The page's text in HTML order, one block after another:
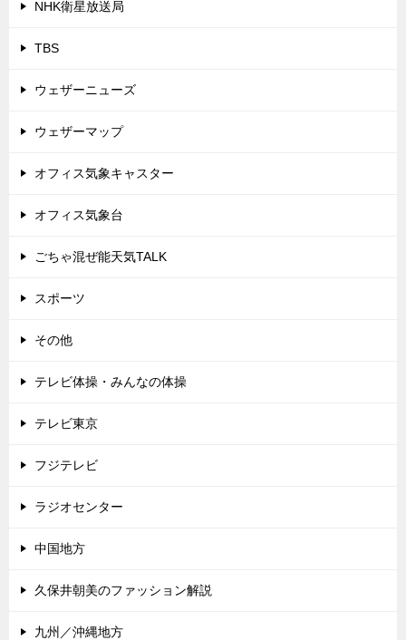
NHK衛星放送局
TBS
ウェザーニューズ
ウェザーマップ
オフィス気象キャスター
オフィス気象台
ごちゃ混ぜ能天気TALK
スポーツ
その他
テレビ体操・みんなの体操
テレビ東京
フジテレビ
ラジオセンター
中国地方
久保井朝美のファッション解説
九州／沖縄地方